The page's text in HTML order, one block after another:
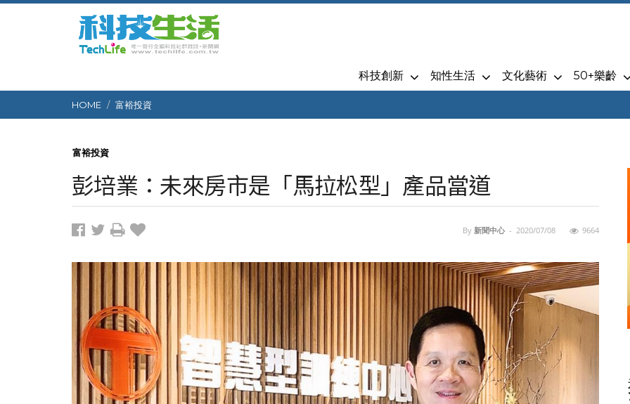
科技創新 知性生活 文化藝術 50+樂齡
HOME 富裕投資
富裕投資
彭培業：未來房市是「馬拉松型」產品當道
By 新聞中心 - 2020/07/08 9664